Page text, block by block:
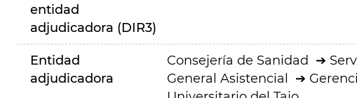
entidad
adjudicadora (DIR3)
Entidad
adjudicadora
Consejería de Sanidad
General Asistencial